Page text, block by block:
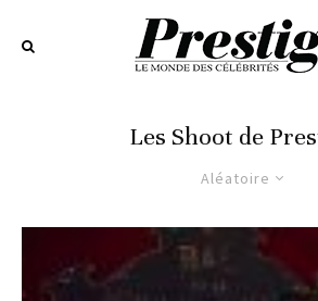
Les Shoot de
Aléatoire